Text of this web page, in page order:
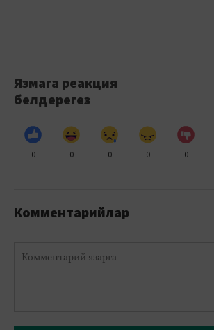
Язмага реакция
белдерегез
0 0 0 0 0
Комментарийлар